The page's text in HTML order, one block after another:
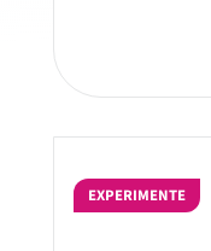
EXPERIMENTE